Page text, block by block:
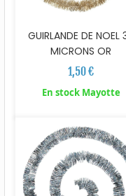
GUIRLANDE DE NOEL
MICRONS OR
1,50 €
En stock Mayotte